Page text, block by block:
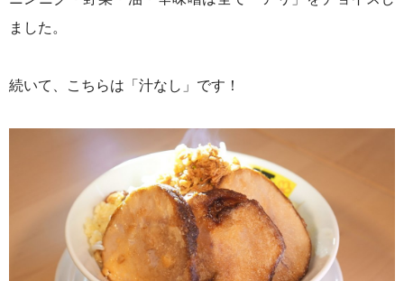
ました。
続いて、こちらは「汁なし」です！